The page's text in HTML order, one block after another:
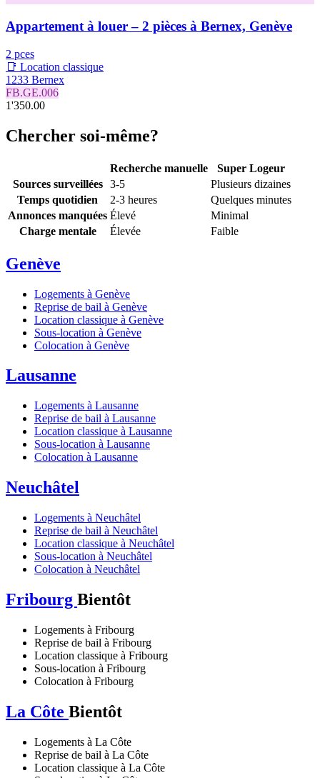
Appartement à louer – 2 pièces à Bernex, Genève
2 pces
📑 Location classique
1233 Bernex
FB.GE.006
1'350.00
Chercher soi-même?
Recherche manuelle
Super Logeur
Sources surveillées
3-5
Plusieurs dizaines
Temps quotidien
2-3 heures
Quelques minutes
Annonces manquées Élevé
Minimal
Charge mentale
Élevée Faible
Genève
Logements à Genève
Reprise de bail à Genève
Location classique à Genève
Sous-location à Genève
Colocation à Genève
Lausanne
Logements à Lausanne
Reprise de bail à Lausanne
Location classique à Lausanne
Sous-location à Lausanne
Colocation à Lausanne
Neuchâtel
Logements à Neuchâtel
Reprise de bail à Neuchâtel
Location classique à Neuchâtel
Sous-location à Neuchâtel
Colocation à Neuchâtel
Fribourg Bientôt
Logements à Fribourg
Reprise de bail à Fribourg
Location classique à Fribourg
Sous-location à Fribourg
Colocation à Fribourg
La Côte Bientôt
Logements à La Côte
Reprise de bail à La Côte
Location classique à La Côte